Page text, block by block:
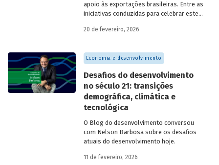
apoio às exportações brasileiras. Entre as
iniciativas conduzidas para celebrar este
quanto para a história do
Brasil, está o lançamento da publicação
“BNDES Exim: 35 anos de apoio às
20 de fevereiro, 2026
Economia e desenvolvimento
Desafios do desenvolvimento
no século 21: transições
demográfica, climática e
tecnológica
O Blog do desenvolvimento conversou
com Nelson Barbosa sobre os desafios
atuais do desenvolvimento hoje.
11 de fevereiro, 2026